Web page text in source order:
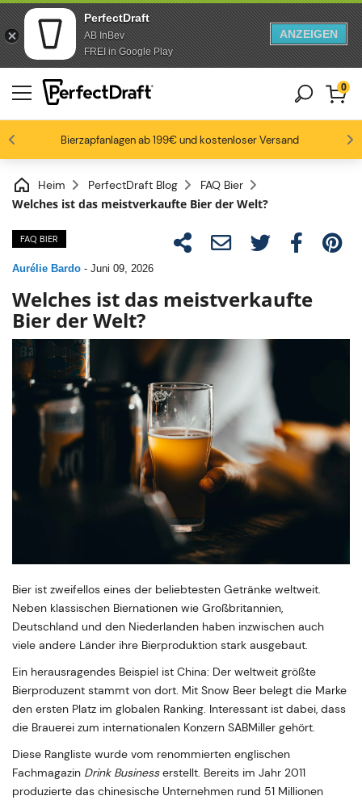
PerfectDraft
AB InBev
FREI in Google Play
ANZEIGEN
Zum Inhalt springen
Zur Fußzeile springen
Bierzapfanlagen ab 199€ und kostenloser Versand
-15% ab 3 Fässen, -20% ab 6 Fässern
Bis zu -20% auf ausgewählte Packs
Bierbegeisterte lieben uns 4.6/5
0
Heim PerfectDraft Blog FAQ Bier
Welches ist das meistverkaufte Bier der Welt?
FAQ BIER
Aurélie Bardo - Juni 09, 2026
Welches ist das meistverkaufte
Bier der Welt?
Bier ist zweifellos eines der beliebtesten Getränke weltweit.
Neben klassischen Biernationen wie Großbritannien,
Deutschland und den Niederlanden haben inzwischen auch
viele andere Länder ihre Bierproduktion stark ausgebaut.
Ein herausragendes Beispiel ist China: Der weltweit größte
Bierproduzent stammt von dort. Mit Snow Beer belegt die Marke
den ersten Platz im globalen Ranking. Interessant ist dabei, dass
die Brauerei zum internationalen Konzern SABMiller gehört.
Diese Rangliste wurde vom renommierten englischen
Fachmagazin Drink Businesserstellt. Bereits im Jahr 2011
produzierte das chinesische Unternehmen rund 51 Millionen